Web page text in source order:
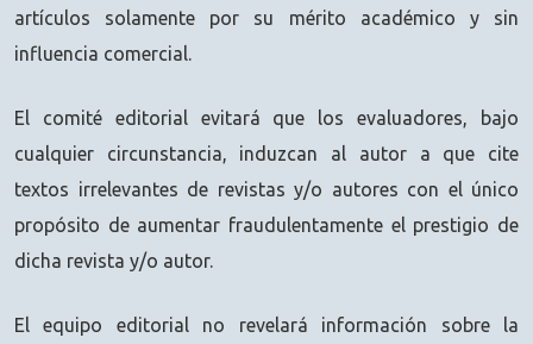
artículos solamente por su mérito académico y sin
influencia comercial.
El comité editorial evitará que los evaluadores, bajo
cualquier circunstancia, induzcan al autor a que cite
textos irrelevantes de revistas y/o autores con el único
propósito de aumentar fraudulentamente el prestigio de
dicha revista y/o autor.
El equipo editorial no revelará información sobre la